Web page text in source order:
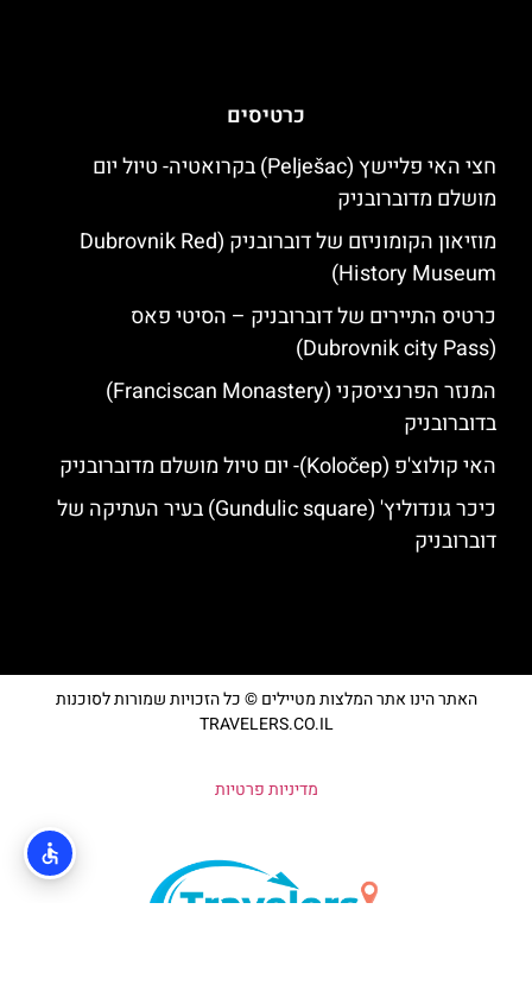
כרטיסים
חצי האי פליישץ (Pelješac) בקרואטיה- טיול יום
מושלם מדוברובניק
מוזיאון הקומוניזם של דוברובניק (Dubrovnik Red
History Museum)
כרטיס התיירים של דוברובניק – הסיטי פאס
(Dubrovnik city Pass)
המנזר הפרנציסקני (Franciscan Monastery)
בדוברובניק
האי קולוצ'פ (Koločep)- יום טיול מושלם מדוברובניק
כיכר גונדוליץ' (Gundulic square) בעיר העתיקה של
דוברובניק
האתר הינו אתר המלצות מטיילים © כל הזכויות שמורות לסוכנות
TRAVELERS.CO.IL
מדיניות פרטיות